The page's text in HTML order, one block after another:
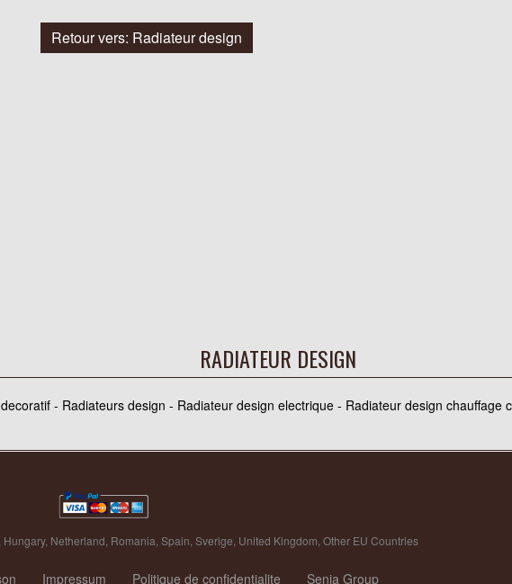
Retour vers: Radiateur design
RADIATEUR DESIGN
- Radiateurs design - Radiateur design electrique - Radiateur design chauffage
Hungary, Netherland, Romania,Spain,Sverige, United Kingdom,Other EU Countries
Impressum Politique de confidentialite Senia Group